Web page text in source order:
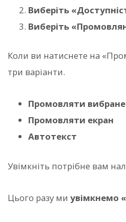
Виберіть
Виберіть
Коли ви натиснете на
три варіанти.
Промовляти вибране
Промовляти екран
Автотекст
Увімкніть потрібне вам
Цього разу ми увімкнемо